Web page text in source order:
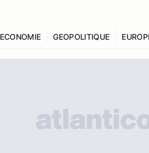
ECONOMIE GEOPOLITIQUE